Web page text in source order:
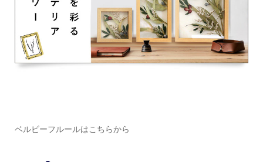
ベルビーフルールはこちらから